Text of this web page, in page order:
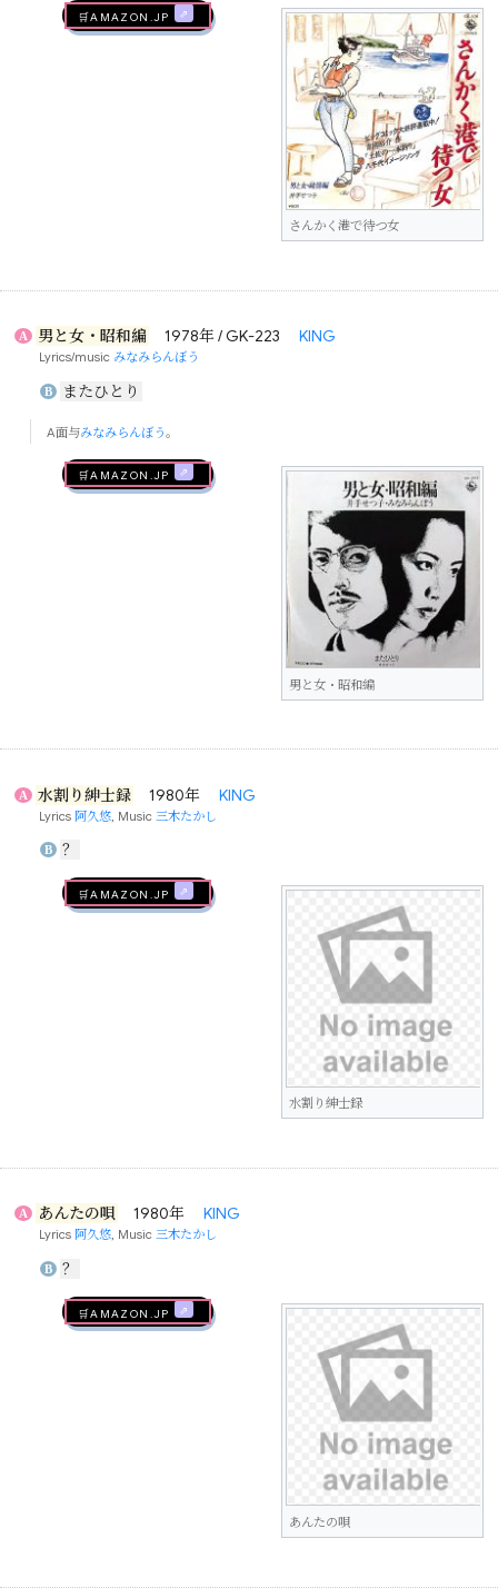
さんかく港で待つ女
🛒AMAZON.jp
A 男と女・昭和編 1978年 / GK-223 KING
Lyrics/music みなみらんぼう
B またひとり
A面与みなみらんぼう。
男と女・昭和編
🛒AMAZON.jp
A 水割り紳士録 1980年 KING
Lyrics阿久悠 , Music 三木たかし
B ？
水割り紳士録
🛒AMAZON.jp
A あんたの唄 1980年 KING
Lyrics 阿久悠, Music三木たかし
B ？
あんたの唄
🛒AMAZON.jp